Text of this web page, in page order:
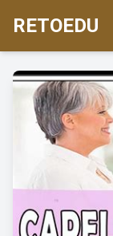
RETOEDU